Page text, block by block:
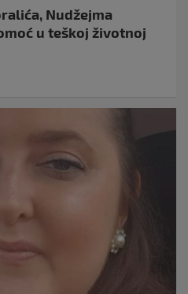
Nudžejma
u teškoj životnoj